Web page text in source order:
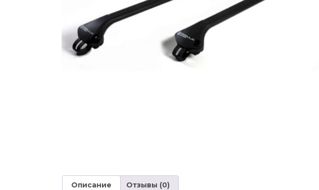
Описание Отзывы (0)